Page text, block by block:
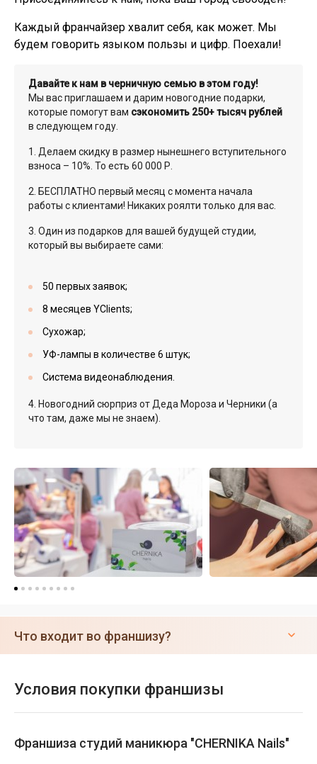
Каждый франчайзер хвалит себя, как может. Мы
будем говорить языком пользы и цифр. Поехали!
Давайте к нам в черничную семью в этом году!
Мы вас приглашаем и дарим новогодние подарки,
которые помогут вам сэкономить 250+ тысяч рублей
в следующем году.
1. Делаем скидку в размер нынешнего вступительного
взноса – 10%. То есть 60 000 Р.
2. БЕСПЛАТНО первый месяц с момента начала
работы с клиентами! Никаких роялти только для вас.
3. Один из подарков для вашей будущей студии,
который вы выбираете сами:
50 первых заявок;
8 месяцев YClients;
Сухожар;
УФ-лампы в количестве 6 штук;
Система видеонаблюдения.
4. Новогодний сюрприз от Деда Мороза и Черники (а
что там, даже мы не знаем).
Что входит во франшизу?
Условия покупки франшизы
Франшиза студий маникюра "CHERNIKA Nails"